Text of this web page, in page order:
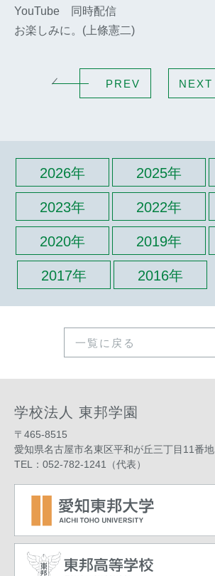
YouTube 同時配信
お楽しみに。(上條憲二)
PREV NEXT
2026年 2025年
2023年 2022年
2020年 2019年
2017年 2016年
一覧に戻る
学校法人 東邦学園
〒465-8515
愛知県名古屋市名東区平和が丘三丁目11番地
TEL：052-782-1241（代表）